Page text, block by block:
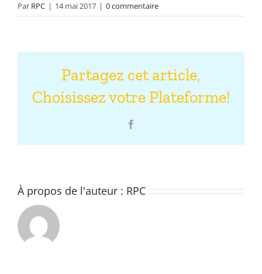
Par RPC | 14 mai 2017 | 0 commentaire
Partagez cet article,
Choisissez votre Plateforme!
À propos de l'auteur : RPC